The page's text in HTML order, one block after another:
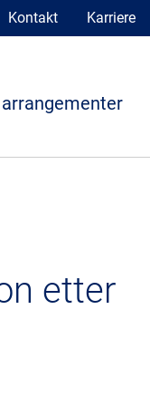
Kontakt Karriere
etter